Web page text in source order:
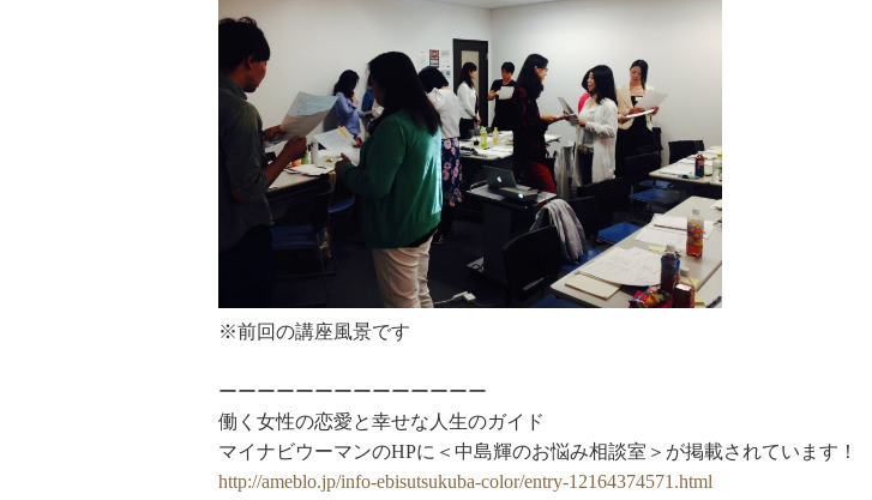
※前回の講座風景です
ーーーーーーーーーーーーーー
働く女性の恋愛と幸せな人生のガイド
マイナビウーマンのHPに＜中島輝のお悩み相談室＞が掲載されています！
http://ameblo.jp/info-ebisutsukuba-color/entry-12164374571.html